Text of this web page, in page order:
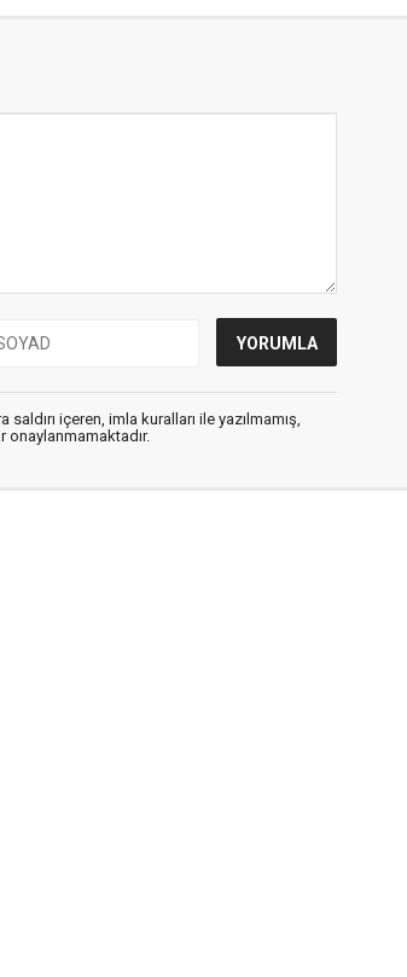
içeren, imla kuralları ile yazılmamış,
onaylanmamaktadır.